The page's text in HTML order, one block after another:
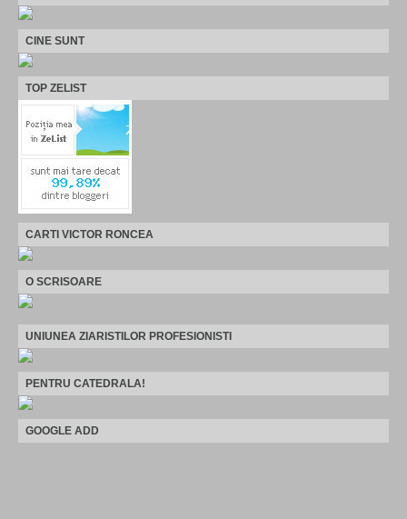
CINE SUNT
TOP ZELIST
CARTI VICTOR RONCEA
O SCRISOARE
UNIUNEA ZIARISTILOR PROFESIONISTI
PENTRU CATEDRALA!
GOOGLE ADD